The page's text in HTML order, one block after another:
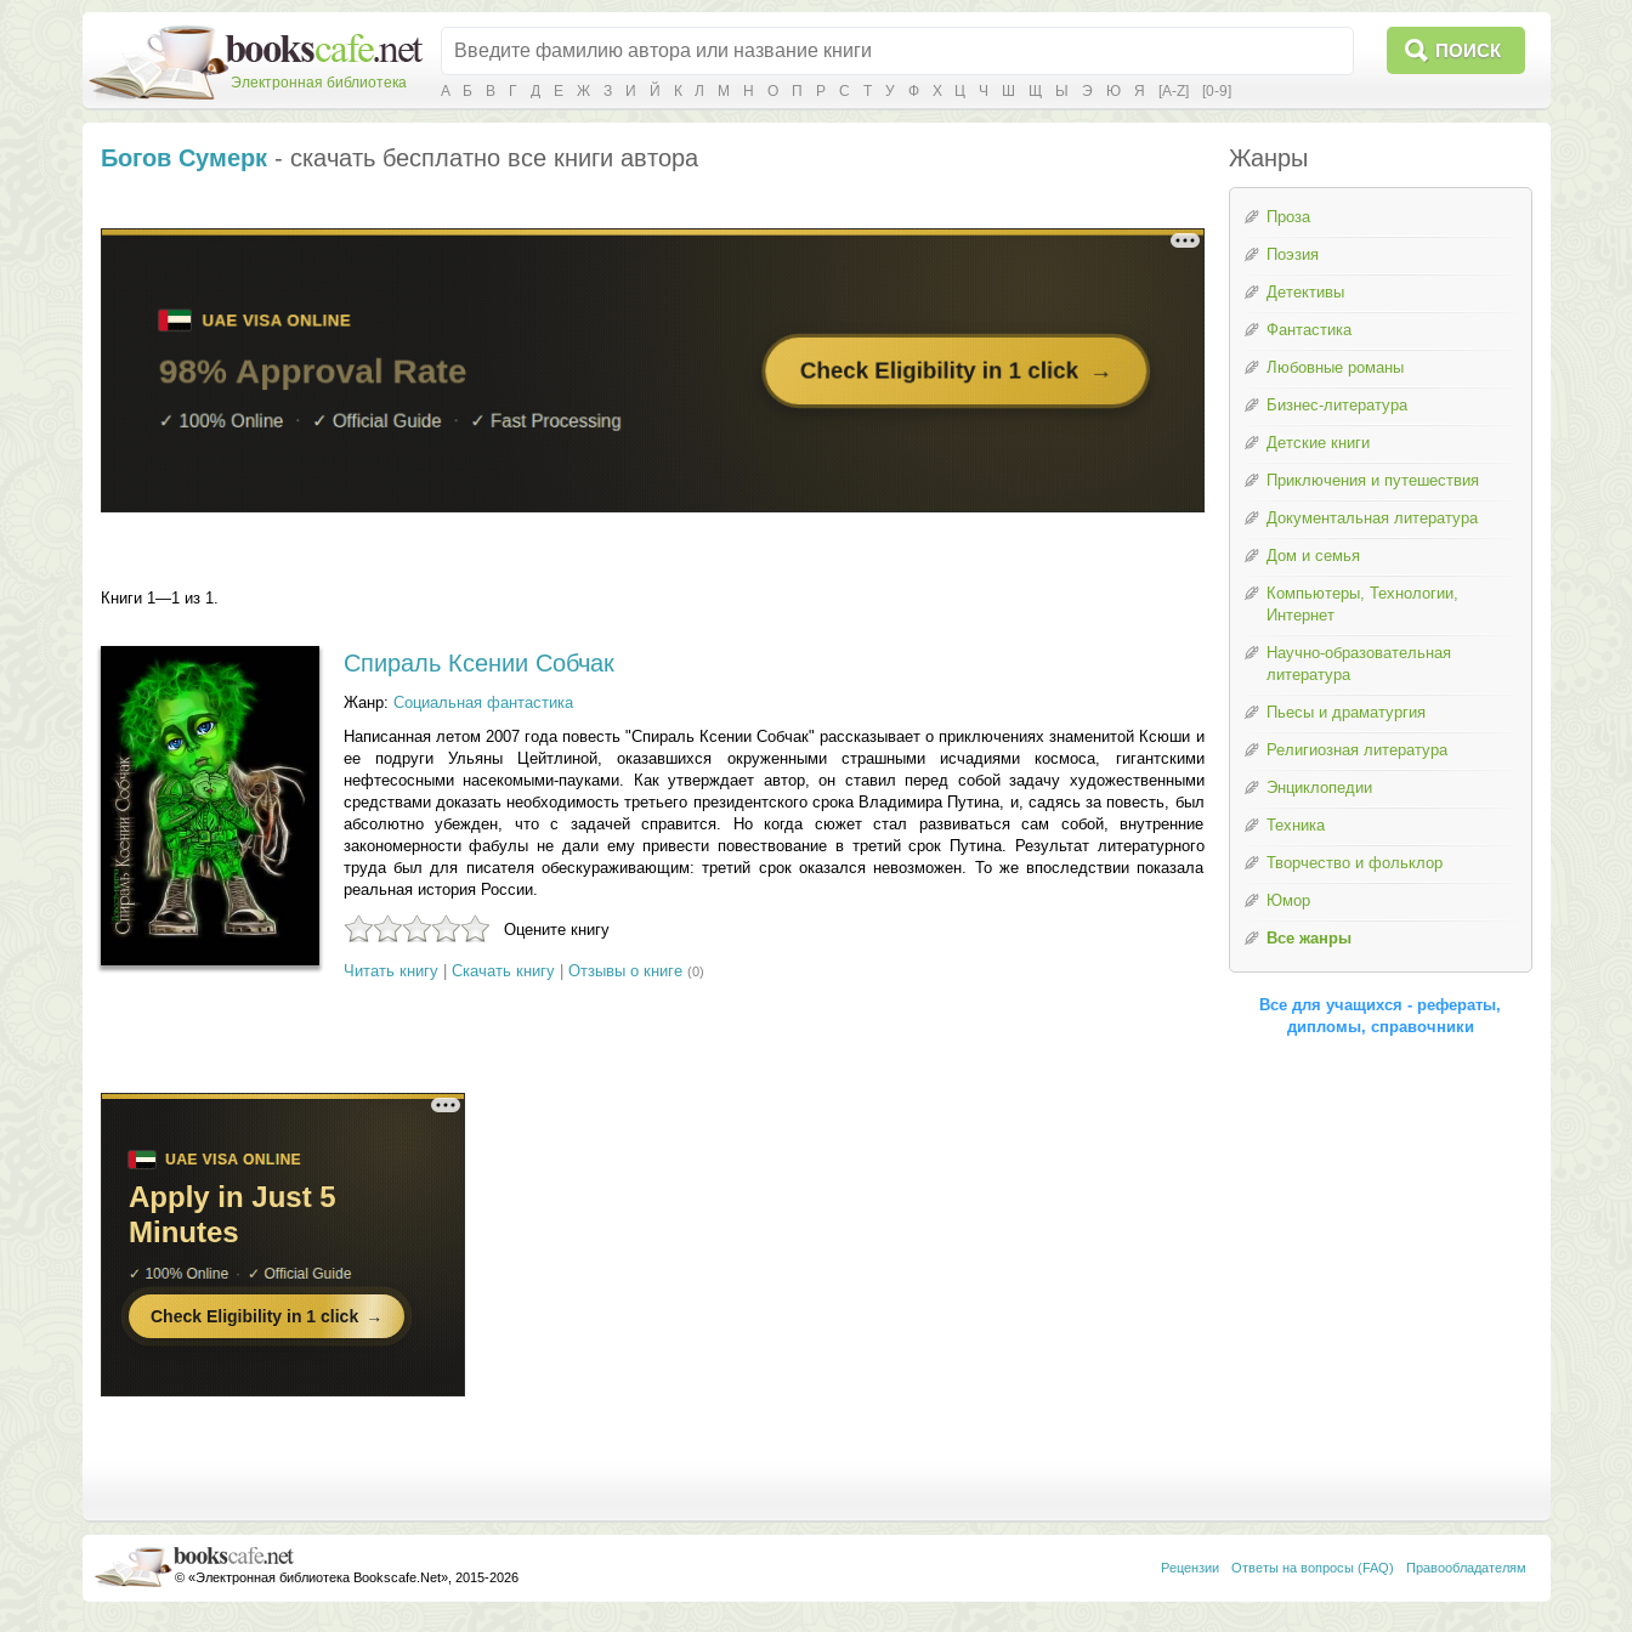
Электронная библиотека
ПОИСК
А Б В Г Д Е Ж З И Й К Л М Н О П Р С Т У Ф Х Ц Ч Ш Щ Ы Э Ю Я [A-Z] [0-9]
Богов Сумерк- скачать бесплатно все книги автора
Книги 1—1 из 1.
Спираль Ксении Собчак
Жанр: Социальная фантастика
Написанная летом 2007 года повесть "Спираль Ксении Собчак" рассказывает о приключениях знаменитой Ксюши и
ее подруги Ульяны Цейтлиной, оказавшихся окруженными страшными исчадиями космоса, гигантскими
нефтесосными насекомыми-пауками. Как утверждает автор, он ставил перед собой задачу художественными
средствами доказать необходимость третьего президентского срока Владимира Путина, и, садясь за повесть, был
абсолютно убежден, что с задачей справится. Но когда сюжет стал развиваться сам собой, внутренние
закономерности фабулы не дали ему привести повествование в третий срок Путина. Результат литературного
труда был для писателя обескураживающим: третий срок оказался невозможен. То же впоследствии показала
реальная история России.
Оцените книгу
Читать книгу| Скачать книгу| Отзывы о книге (0)
Жанры
Проза
Поэзия
Детективы
Фантастика
Любовные романы
Бизнес-литература
Детские книги
Приключения и путешествия
Документальная литература
Дом и семья
Компьютеры, Технологии,
Интернет
Научно-образовательная
литература
Пьесы и драматургия
Религиозная литература
Энциклопедии
Техника
Творчество и фольклор
Юмор
Все жанры
Все для учащихся - рефераты,
дипломы, справочники
© «Электронная библиотека Bookscafe.Net», 2015-2026
Правообладателям
Ответы на вопросы (FAQ)
Рецензии